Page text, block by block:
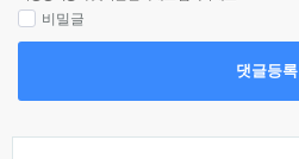
비밀글
댓글등록